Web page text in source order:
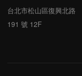
台北市松山區復興北路
191 號 12F